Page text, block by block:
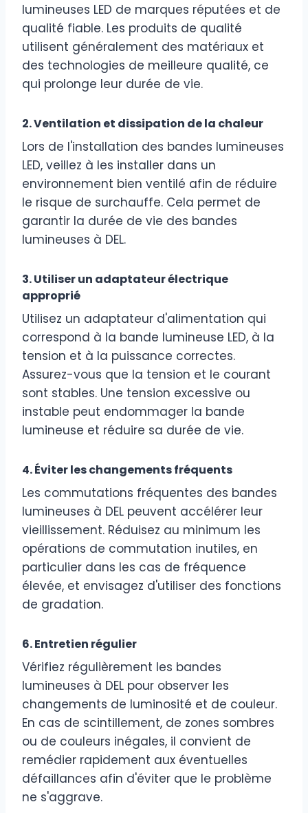
lumineuses LED de marques réputées et de
qualité fiable. Les produits de qualité
utilisent généralement des matériaux et
des technologies de meilleure qualité, ce
qui prolonge leur durée de vie.
2. Ventilation et dissipation de la chaleur
Lors de l'installation des bandes lumineuses
LED, veillez à les installer dans un
environnement bien ventilé afin de réduire
le risque de surchauffe. Cela permet de
garantir la durée de vie des bandes
lumineuses à DEL.
3. Utiliser un adaptateur électrique
approprié
Utilisez un adaptateur d'alimentation qui
correspond à la bande lumineuse LED, à la
tension et à la puissance correctes.
Assurez-vous que la tension et le courant
sont stables. Une tension excessive ou
instable peut endommager la bande
lumineuse et réduire sa durée de vie.
4. Éviter les changements fréquents
Les commutations fréquentes des bandes
lumineuses à DEL peuvent accélérer leur
vieillissement. Réduisez au minimum les
opérations de commutation inutiles, en
particulier dans les cas de fréquence
élevée, et envisagez d'utiliser des fonctions
de gradation.
6. Entretien régulier
Vérifiez régulièrement les bandes
lumineuses à DEL pour observer les
changements de luminosité et de couleur.
En cas de scintillement, de zones sombres
ou de couleurs inégales, il convient de
remédier rapidement aux éventuelles
défaillances afin d'éviter que le problème
ne s'aggrave.